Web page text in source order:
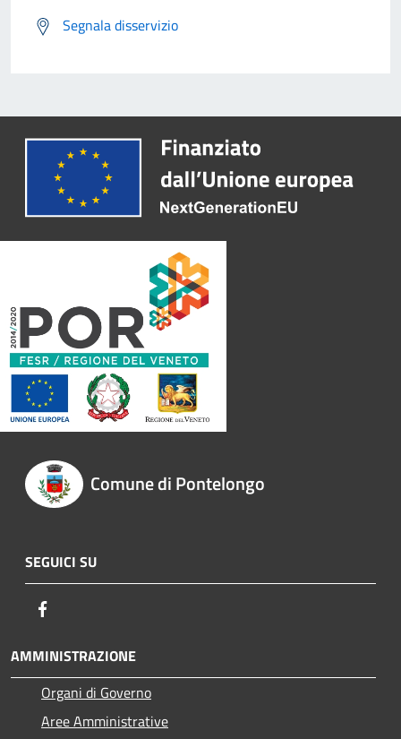
Segnala disservizio
Comune di Pontelongo
SEGUICI SU
AMMINISTRAZIONE
Organi di Governo
Aree Amministrative